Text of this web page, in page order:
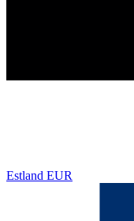
Estland EUR